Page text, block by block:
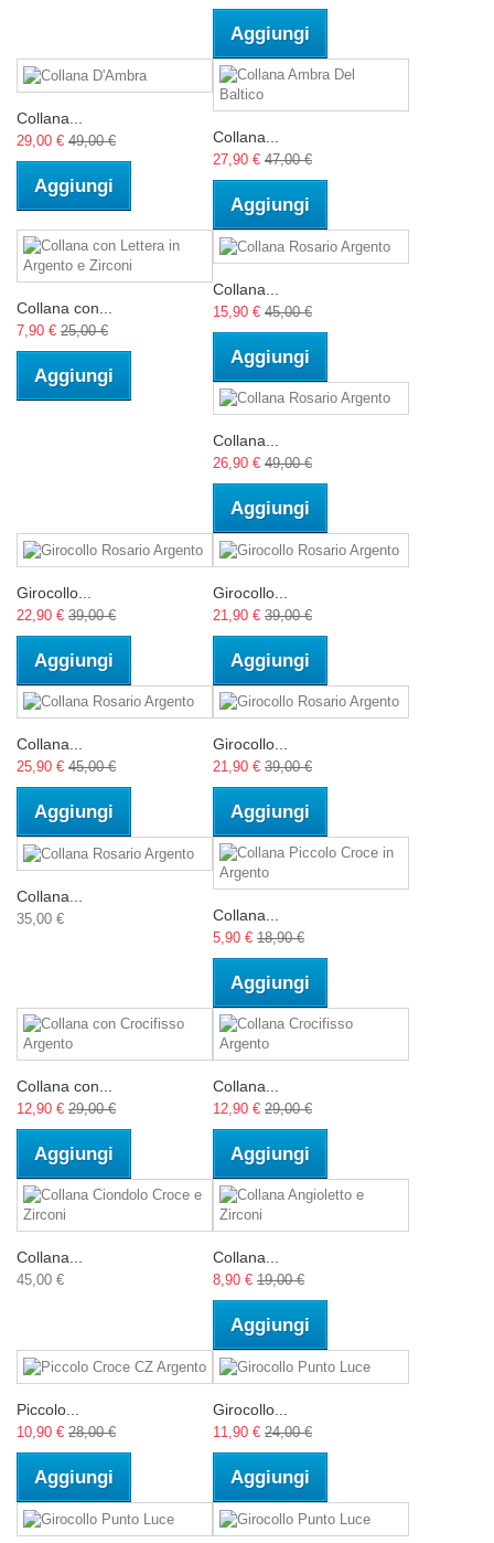
Aggiungi
Collana...
29,00 € 49,00 €
Aggiungi
Collana...
27,90 € 47,00 €
Aggiungi
Collana con...
7,90 € 25,00 €
Aggiungi
Collana...
15,90 € 45,00 €
Aggiungi
Collana...
26,90 € 49,00 €
Aggiungi
Girocollo...
22,90 € 39,00 €
Aggiungi
Girocollo...
21,90 € 39,00 €
Aggiungi
Collana...
25,90 € 45,00 €
Aggiungi
Girocollo...
21,90 € 39,00 €
Aggiungi
Collana...
35,00 € Collana...
5,90 € 18,90 €
Aggiungi
Collana con...
12,90 € 29,00 €
Aggiungi
Collana...
12,90 € 29,00 €
Aggiungi
Collana...
45,00 €
Collana...
8,90 € 19,00 €
Aggiungi
Piccolo...
10,90 € 28,00 €
Aggiungi
Girocollo...
11,90 € 24,00 €
Aggiungi